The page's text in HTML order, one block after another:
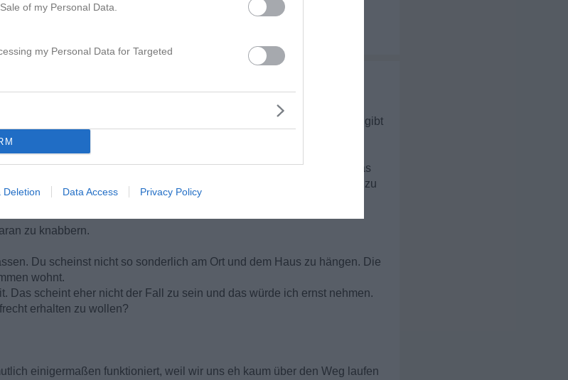
of my Personal Data.
my Personal Data for Targeted
Deletion Data Access Privacy Policy
zehn Jahren in einer Eltern-WG. Aber wir hatten uns einfach
und das ist wie so n Bruder-Schwester Ding. Außerdem gab bzw. gibt
aber für mich/uns haben die Vorteile überwogen. Ewig lang wird das
wäre es vermutlich besser gewesen sich damals auch räumlich zu
zu knabbern.
Du scheinst nicht so sonderlich am Ort und dem Haus zu hängen. Die
wohnt.
Das scheint eher nicht der Fall zu sein und das würde ich ernst nehmen.
erhalten zu wollen?
einigermaßen funktioniert, weil wir uns eh kaum über den Weg laufen